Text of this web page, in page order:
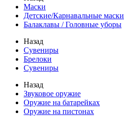
Маски
Детские/Карнавальные маски
Балаклавы / Головные уборы
Назад
Сувениры
Брелоки
Сувениры
Назад
Звуковое оружие
Оружие на батарейках
Оружие на пистонах